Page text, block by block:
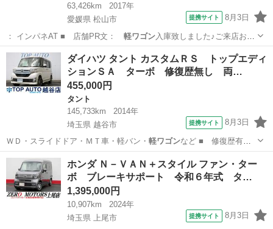
63,426km
2017年
愛媛県 松山市
提携サイト 8月3日
： インパネAT ■ 店舗PR文： 軽ワゴン入庫致しました♪ご来店お待
ちしており…
愛媛 松山市 キャスト
ダイハツ タント カスタムＲＳ トップエディ
ションＳＡ ターボ 修復歴無し 両…
455,000円
タント
145,733km
2014年
埼玉県 越谷市
提携サイト 8月3日
ＷＤ・スライドドア・ＭＴ車・軽バン・ 軽ワゴンなど ■ 修復歴有
無： なし ■ 年…
埼玉 越谷市 タント
ホンダ Ｎ－ＶＡＮ＋スタイル ファン・ター
ボ ブレーキサポート 令和６年式 タ…
1,395,000円
10,907km
2024年
埼玉県 上尾市
提携サイト 8月3日